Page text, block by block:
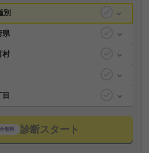
別
県
村
無料 診断スタート